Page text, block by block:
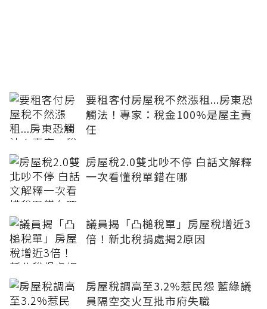
要租客付房屋稅不然漲租...房東恐
觸法！專家：稅金100%是屋主責
任
房屋稅2.0雙北吵不停 白話文解釋
一次看懂稅單錯在哪
議員揭「凸槌稅單」房屋稅增近3
倍！新北稅捐處揭2原因
房屋稅調高至3.2%惹民怨 藍綠議
員隔空交火互批市府失職